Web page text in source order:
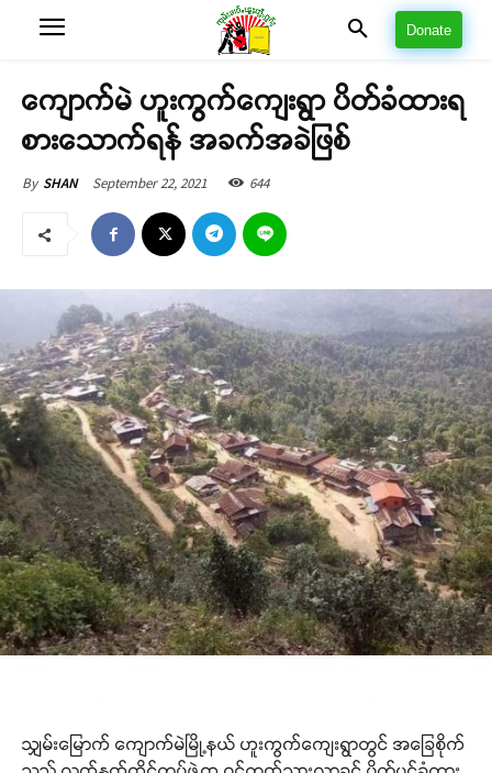
Donate
ကျောက်မဲ ဟူးကွက်ကျေးရွာ ပိတ်ခံထားရ
စားသောက်ရန် အခက်အခဲဖြစ်
By SHAN September 22, 2021 644
သျှမ်းမြောက် ကျောက်မဲမြို့နယ် ဟူးကွက်ကျေးရွာတွင် အခြေစိုက်